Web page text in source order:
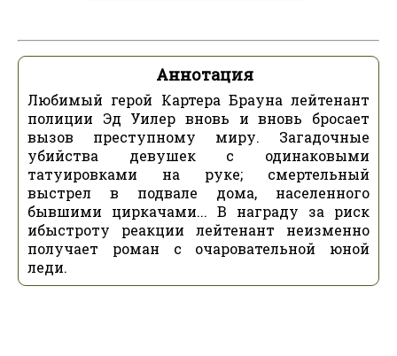
Аннотация
Любимый герой Картера Брауна лейтенант
полиции Эд Уилер вновь и вновь бросает
вызов преступному миру. Загадочные
убийства девушек с одинаковыми
татуировками на руке; смертельный
выстрел в подвале дома, населенного
бывшими циркачами... В награду за риск
ибыстроту реакции лейтенант неизменно
получает роман с очаровательной юной
леди.